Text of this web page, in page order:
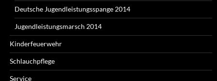
Deutsche Jugendleistungsspange 2014
Jugendleistungsmarsch 2014
Kinderfeuerwehr
Schlauchpflege
Service